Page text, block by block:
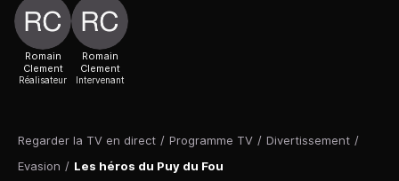
Regarder la TV en direct / Programme TV / Divertissement /
Evasion / Les héros du Puy du Fou
Romain
Clement
Réalisateur
Romain
Clement
Intervenant